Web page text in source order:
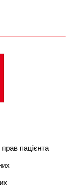
пацієнта